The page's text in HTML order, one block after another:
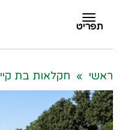
תפריט
תפריט
ראשי » חקלאות בת